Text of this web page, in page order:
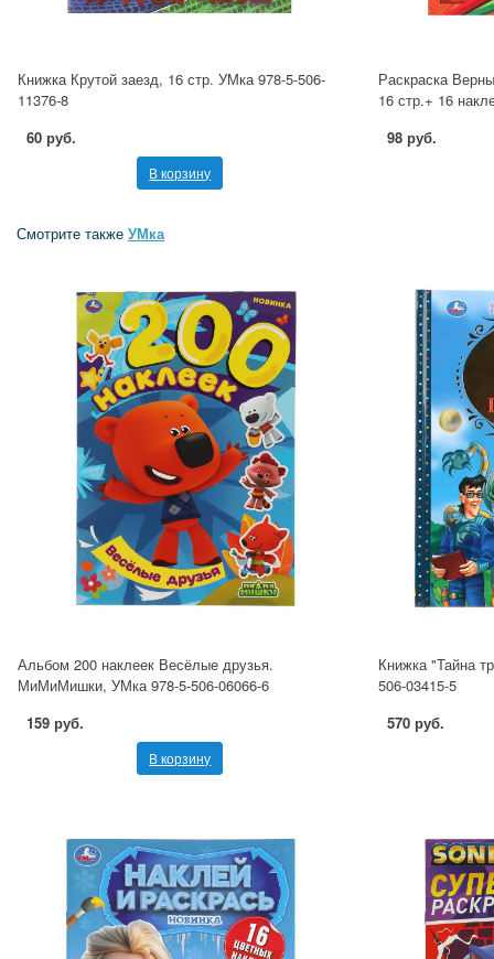
Книжка Крутой заезд, 16 стр. УМка 978-5-506-
11376-8
60 руб.
В корзину
Раскраска
16 стр.+ 16
98 руб.
Смотрите также УМка
Альбом 200 наклеек Весёлые друзья.
МиМиМишки, УМка 978-5-506-06066-6
159 руб.
В корзину
Книжка "Тайна
506-03415-5
570 руб.